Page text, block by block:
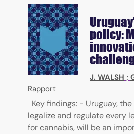
policy:
J. WALSH ;
Rapport
Key findings: - Uruguay,
legalize and regulate every
for cannabis, will be an